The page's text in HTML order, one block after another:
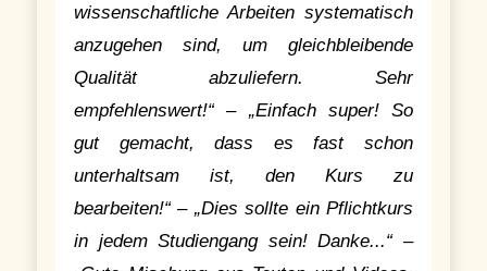
wissenschaftliche Arbeiten systematisch
anzugehen sind, um gleichbleibende
Qualität abzuliefern. Sehr
empfehlenswert!“ – „Einfach super! So
gut gemacht, dass es fast schon
unterhaltsam ist, den Kurs zu
bearbeiten!“ – „Dies sollte ein Pflichtkurs
in jedem Studiengang sein! Danke...“ –